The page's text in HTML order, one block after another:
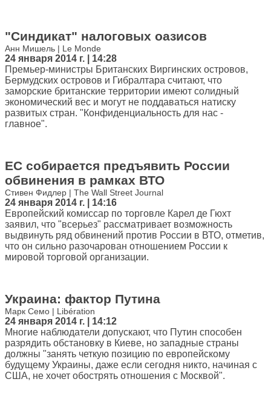
"Синдикат" налоговых оазисов
Анн Мишель | Le Monde
24 января 2014 г. | 14:28
Премьер-министры Британских Виргинских островов,
Бермудских островов и Гибралтара считают, что
заморские британские территории имеют солидный
экономический вес и могут не поддаваться натиску
развитых стран. "Конфиденциальность для нас -
главное".
ЕС собирается предъявить России
обвинения в рамках ВТО
Стивен Фидлер | The Wall Street Journal
24 января 2014 г. | 14:16
Европейский комиссар по торговле Карел де Гюхт
заявил, что "всерьез" рассматривает возможность
выдвинуть ряд обвинений против России в ВТО, отметив,
что он сильно разочарован отношением России к
мировой торговой организации.
Украина: фактор Путина
Марк Семо | Libération
24 января 2014 г. | 14:12
Многие наблюдатели допускают, что Путин способен
разрядить обстановку в Киеве, но западные страны
должны "занять четкую позицию по европейскому
будущему Украины, даже если сегодня никто, начиная с
США, не хочет обострять отношения с Москвой".